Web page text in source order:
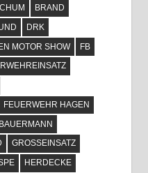
BRAND
DRK
MOTOR SHOW
FB
FEUERWEHR HAGEN
GROSSEINSATZ
HERDECKE